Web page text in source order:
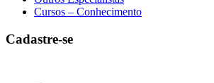
Cursos – Conhecimento
Cadastre-se